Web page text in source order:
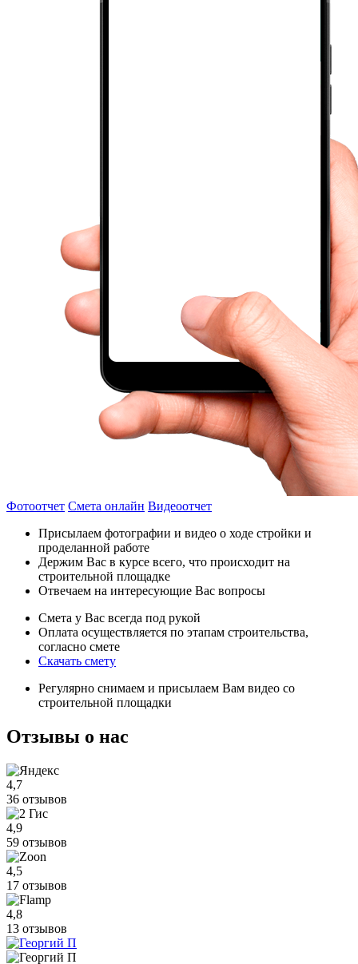
Фотоотчет Смета онлайн Видеоотчет
Присылаем фотографии и видео о ходе стройки и
проделанной работе
Держим Вас в курсе всего, что происходит на
строительной площадке
Отвечаем на интересующие Вас вопросы
Смета у Вас всегда под рукой
Оплата осуществляется по этапам строительства,
согласно смете
Скачать смету
Регулярно снимаем и присылаем Вам видео со
строительной площадки
Отзывы о нас
4,7
36 отзывов
4,9
59 отзывов
4,5
17 отзывов
4,8
13 отзывов